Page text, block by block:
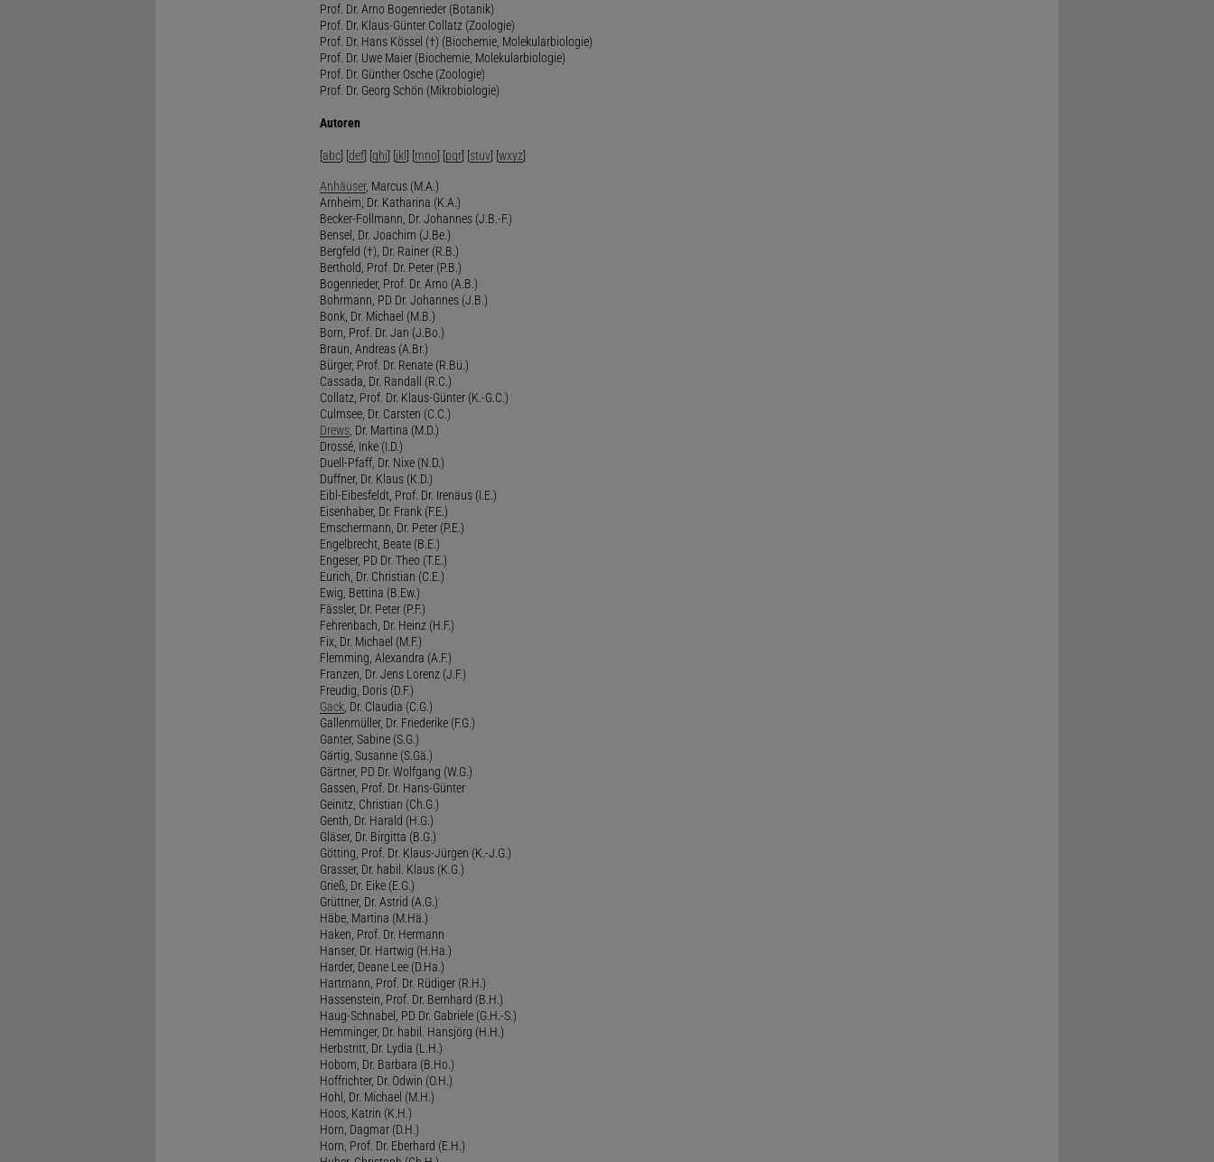
Prof. Dr. Arno Bogenrieder (Botanik)
Prof. Dr. Klaus-Günter Collatz (Zoologie)
Prof. Dr. Hans Kössel (†) (Biochemie, Molekularbiologie)
Prof. Dr. Uwe Maier (Biochemie, Molekularbiologie)
Prof. Dr. Günther Osche (Zoologie)
Prof. Dr. Georg Schön (Mikrobiologie)
Autoren
[abc] [def] [ghi] [jkl] [mno] [pqr] [stuv] [wxyz]
Anhäuser, Marcus (M.A.)
Arnheim, Dr. Katharina (K.A.)
Becker-Follmann, Dr. Johannes (J.B.-F.)
Bensel, Dr. Joachim (J.Be.)
Bergfeld (†), Dr. Rainer (R.B.)
Berthold, Prof. Dr. Peter (P.B.)
Bogenrieder, Prof. Dr. Arno (A.B.)
Bohrmann, PD Dr. Johannes (J.B.)
Bonk, Dr. Michael (M.B.)
Born, Prof. Dr. Jan (J.Bo.)
Braun, Andreas (A.Br.)
Bürger, Prof. Dr. Renate (R.Bü.)
Cassada, Dr. Randall (R.C.)
Collatz, Prof. Dr. Klaus-Günter (K.-G.C.)
Culmsee, Dr. Carsten (C.C.)
Drews, Dr. Martina (M.D.)
Drossé, Inke (I.D.)
Duell-Pfaff, Dr. Nixe (N.D.)
Duffner, Dr. Klaus (K.D.)
Eibl-Eibesfeldt, Prof. Dr. Irenäus (I.E.)
Eisenhaber, Dr. Frank (F.E.)
Emschermann, Dr. Peter (P.E.)
Engelbrecht, Beate (B.E.)
Engeser, PD Dr. Theo (T.E.)
Eurich, Dr. Christian (C.E.)
Ewig, Bettina (B.Ew.)
Fässler, Dr. Peter (P.F.)
Fehrenbach, Dr. Heinz (H.F.)
Fix, Dr. Michael (M.F.)
Flemming, Alexandra (A.F.)
Franzen, Dr. Jens Lorenz (J.F.)
Freudig, Doris (D.F.)
Gack, Dr. Claudia (C.G.)
Gallenmüller, Dr. Friederike (F.G.)
Ganter, Sabine (S.G.)
Gärtig, Susanne (S.Gä.)
Gärtner, PD Dr. Wolfgang (W.G.)
Gassen, Prof. Dr. Hans-Günter
Geinitz, Christian (Ch.G.)
Genth, Dr. Harald (H.G.)
Gläser, Dr. Birgitta (B.G.)
Götting, Prof. Dr. Klaus-Jürgen (K.-J.G.)
Grasser, Dr. habil. Klaus (K.G.)
Grieß, Dr. Eike (E.G.)
Grüttner, Dr. Astrid (A.G.)
Häbe, Martina (M.Hä.)
Haken, Prof. Dr. Hermann
Hanser, Dr. Hartwig (H.Ha.)
Harder, Deane Lee (D.Ha.)
Hartmann, Prof. Dr. Rüdiger (R.H.)
Hassenstein, Prof. Dr. Bernhard (B.H.)
Haug-Schnabel, PD Dr. Gabriele (G.H.-S.)
Hemminger, Dr. habil. Hansjörg (H.H.)
Herbstritt, Dr. Lydia (L.H.)
Hobom, Dr. Barbara (B.Ho.)
Hoffrichter, Dr. Odwin (O.H.)
Hohl, Dr. Michael (M.H.)
Hoos, Katrin (K.H.)
Horn, Dagmar (D.H.)
Horn, Prof. Dr. Eberhard (E.H.)